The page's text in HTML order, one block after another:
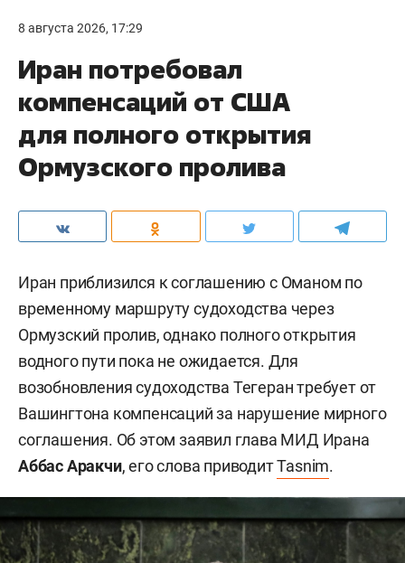
8 августа 2026, 17:29
Иран потребовал
компенсаций от США
для полного открытия
Ормузского пролива
Иран приблизился к соглашению с Оманом по
временному маршруту судоходства через
Ормузский пролив, однако полного открытия
водного пути пока не ожидается. Для
возобновления судоходства Тегеран требует от
Вашингтона компенсаций за нарушение мирного
соглашения. Об этом заявил глава МИД Ирана
Аббас Аракчи, его слова приводитTasnim.